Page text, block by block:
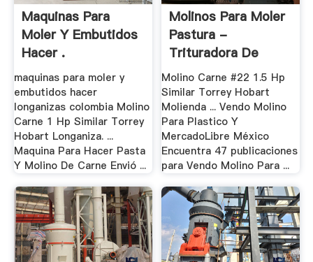
Maquinas Para
Moler Y Embutidos
Hacer .
maquinas para moler y
embutidos hacer
longanizas colombia Molino
Carne 1 Hp Similar Torrey
Hobart Longaniza. ...
Maquina Para Hacer Pasta
Y Molino De Carne Envió ...
Molinos Para Moler
Pastura -
Trituradora De
Cono
Molino Carne #22 1.5 Hp
Similar Torrey Hobart
Molienda ... Vendo Molino
Para Plastico Y
MercadoLibre México
Encuentra 47 publicaciones
para Vendo Molino Para ...